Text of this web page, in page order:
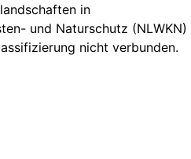
in
und Naturschutz (NLWKN)
nicht verbunden.